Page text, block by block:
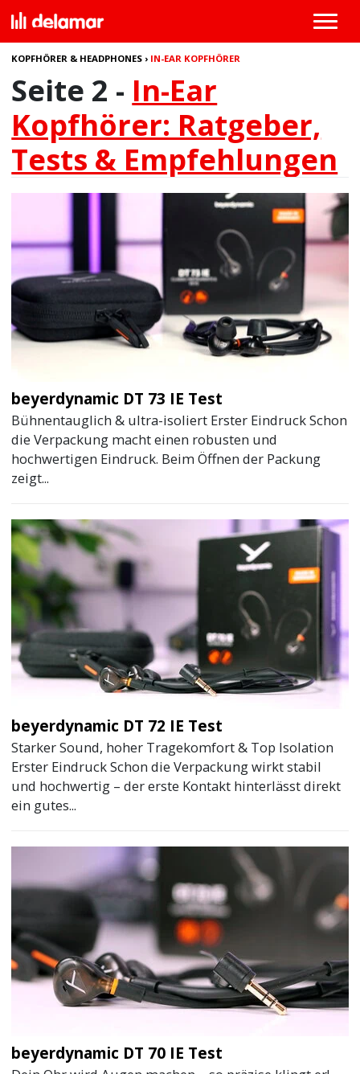
KOPFHÖRER & HEADPHONES › IN-EAR KOPFHÖRER
Seite 2 - In-Ear
Kopfhörer: Ratgeber,
Tests & Empfehlungen
beyerdynamic DT 73 IE Test
Bühnentauglich & ultra-isoliert Erster Eindruck Schon
die Verpackung macht einen robusten und
hochwertigen Eindruck. Beim Öffnen der Packung
zeigt...
beyerdynamic DT 72 IE Test
Starker Sound, hoher Tragekomfort & Top Isolation
Erster Eindruck Schon die Verpackung wirkt stabil
und hochwertig – der erste Kontakt hinterlässt direkt
ein gutes...
beyerdynamic DT 70 IE Test